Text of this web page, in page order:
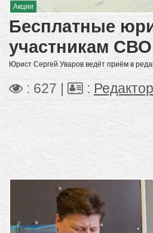
Акции
Бесплатные
участникам СВО
Юрист Сергей Уваров ведёт приём в
: 627 | : Редактор